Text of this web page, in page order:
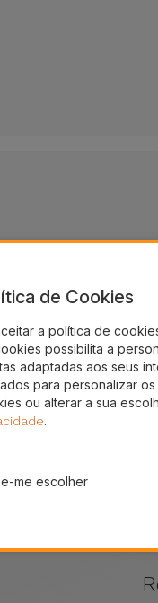
2 anos de Garantia
de Cookies
a política de
possibilita a
adaptadas aos seus
para personalizar
ou alterar a sua
.
me escolher